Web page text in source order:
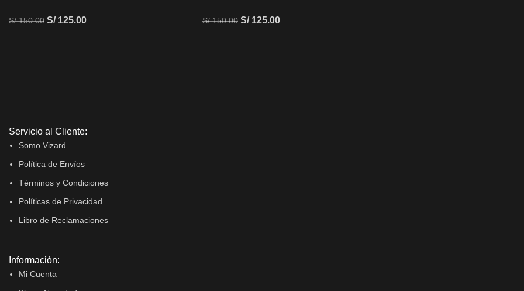
S/150.00 S/125.00 S/150.00 S/125.00
Servicio al Cliente:
Somo Vizard
Política de Envíos
Términos y Condiciones
Políticas de Privacidad
Libro de Reclamaciones
Información:
Mi Cuenta